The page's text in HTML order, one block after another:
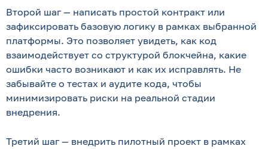
Второй шаг — написать простой контракт или
зафиксировать базовую логику в рамках выбранной
платформы. Это позволяет увидеть, как код
взаимодействует со структурой блокчейна, какие
ошибки часто возникают и как их исправлять. Не
забывайте о тестах и аудите кода, чтобы
минимизировать риски на реальной стадии
внедрения.
Третий шаг — внедрить пилотный проект в рамках